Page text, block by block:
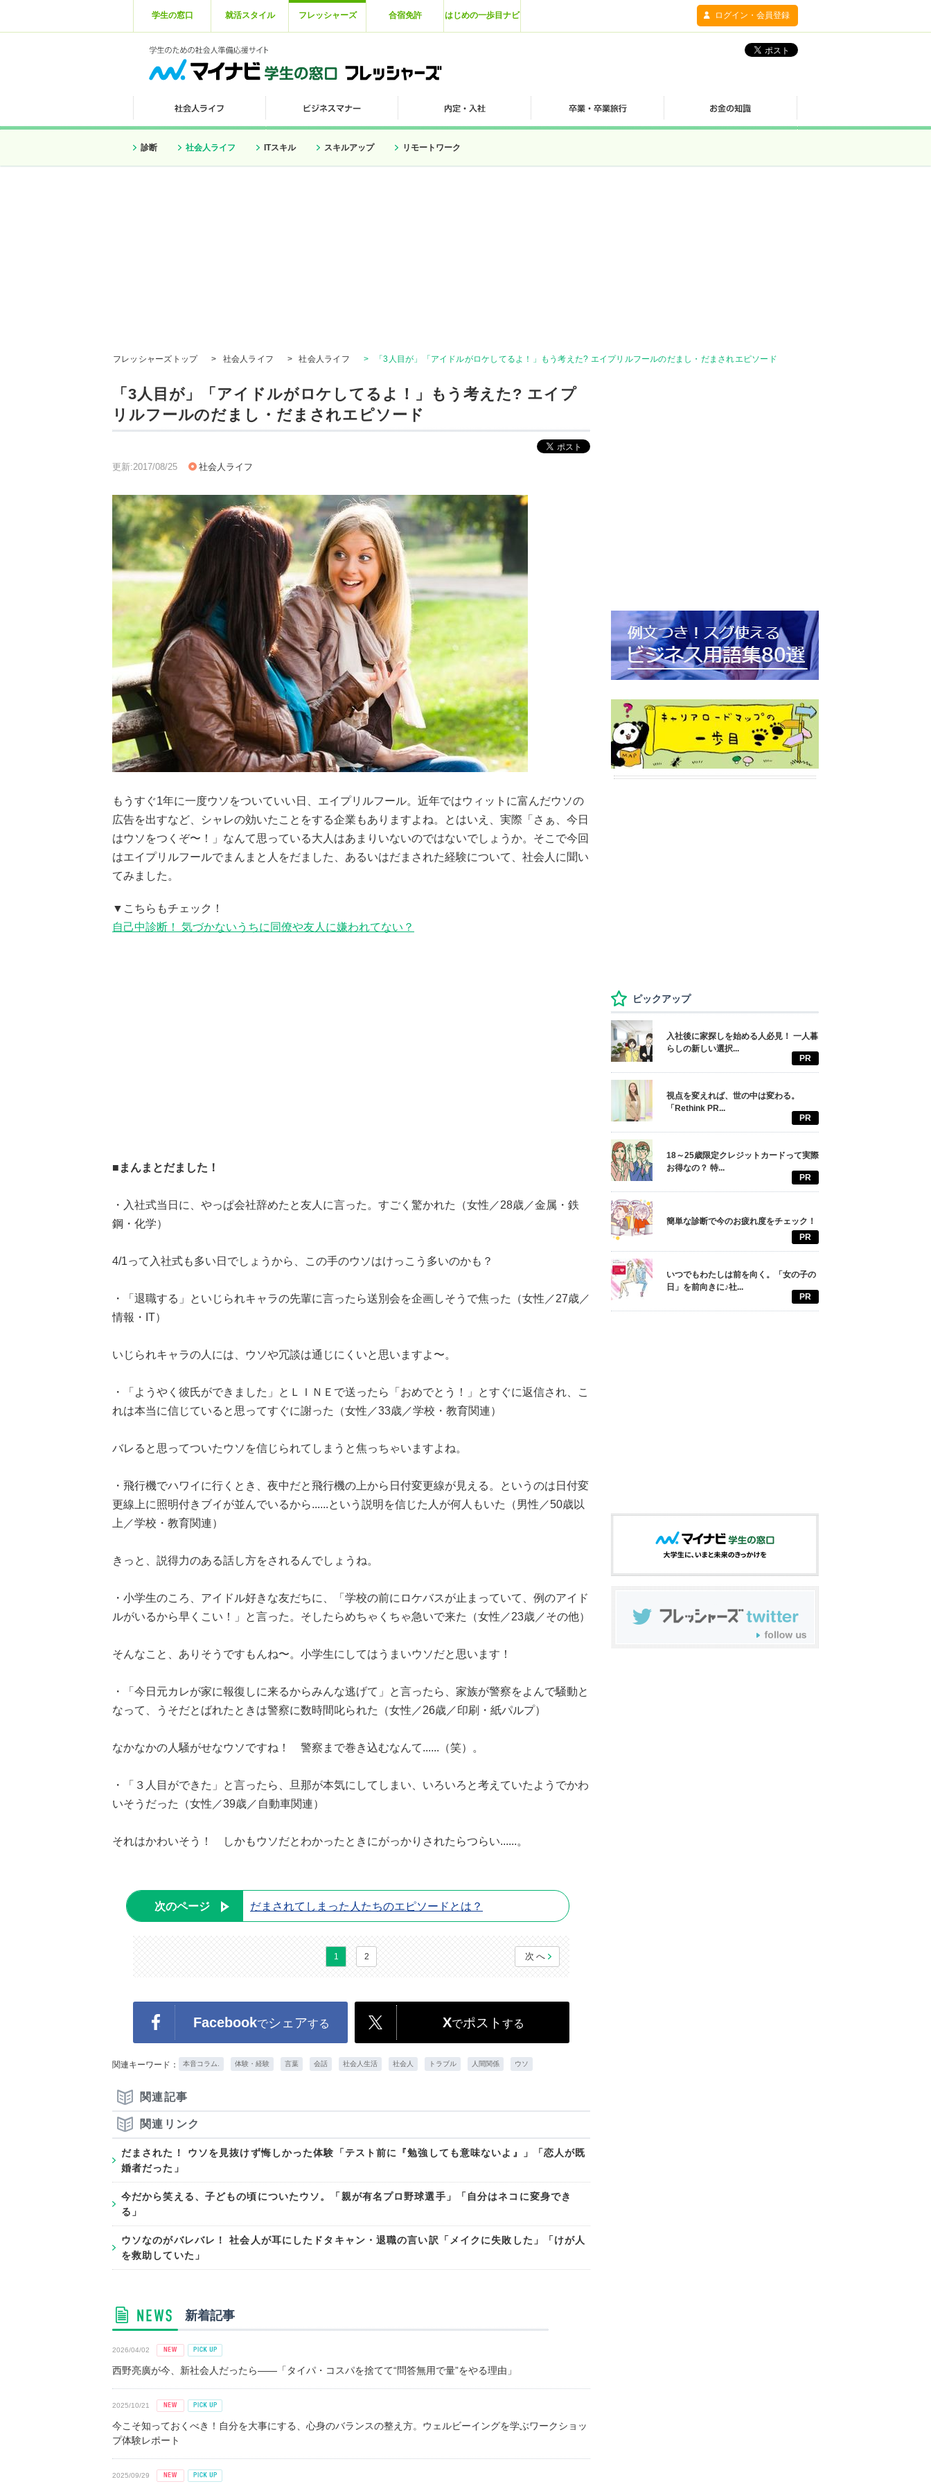
学生の窓口 就活スタイル フレッシャーズ 合宿免許 はじめの一歩目ナビ ログイン・会員登録
診断 社会人ライフ ITスキル スキルアップ リモートワーク
フレッシャーズトップ > 社会人ライフ > 社会人ライフ > 「3人目が」「アイドルがロケしてるよ！」もう考えた? エイプリルフールのだまし・だまされエピソード
「3人目が」「アイドルがロケしてるよ！」もう考えた? エイプ
リルフールのだまし・だまされエピソード
更新:2017/08/25 社会人ライフ
もうすぐ1年に一度ウソをついていい日、エイプリルフール。近年ではウィットに富んだウソの
広告を出すなど、シャレの効いたことをする企業もありますよね。とはいえ、実際「さぁ、今日
はウソをつくぞ〜！」なんて思っている大人はあまりいないのではないでしょうか。そこで今回
はエイプリルフールでまんまと人をだました、あるいはだまされた経験について、社会人に聞い
てみました。
▼こちらもチェック！
自己中診断！ 気づかないうちに同僚や友人に嫌われてない？
■まんまとだました！
・入社式当日に、やっぱ会社辞めたと友人に言った。すごく驚かれた（女性／28歳／金属・鉄
鋼・化学）
4/1って入社式も多い日でしょうから、この手のウソはけっこう多いのかも？
・「退職する」といじられキャラの先輩に言ったら送別会を企画しそうで焦った（女性／27歳／
情報・IT）
いじられキャラの人には、ウソや冗談は通じにくいと思いますよ〜。
・「ようやく彼氏ができました」とＬＩＮＥで送ったら「おめでとう！」とすぐに返信され、こ
れは本当に信じていると思ってすぐに謝った（女性／33歳／学校・教育関連）
バレると思ってついたウソを信じられてしまうと焦っちゃいますよね。
・飛行機でハワイに行くとき、夜中だと飛行機の上から日付変更線が見える。というのは日付変
更線上に照明付きブイが並んでいるから......という説明を信じた人が何人もいた（男性／50歳以
上／学校・教育関連）
きっと、説得力のある話し方をされるんでしょうね。
・小学生のころ、アイドル好きな友だちに、「学校の前にロケバスが止まっていて、例のアイド
ルがいるから早くこい！」と言った。そしたらめちゃくちゃ急いで来た（女性／23歳／その他）
そんなこと、ありそうですもんね〜。小学生にしてはうまいウソだと思います！
・「今日元カレが家に報復しに来るからみんな逃げて」と言ったら、家族が警察をよんで騒動と
なって、うそだとばれたときは警察に数時間叱られた（女性／26歳／印刷・紙パルプ）
なかなかの人騒がせなウソですね！ 警察まで巻き込むなんて......（笑）。
・「３人目ができた」と言ったら、旦那が本気にしてしまい、いろいろと考えていたようでかわ
いそうだった（女性／39歳／自動車関連）
それはかわいそう！ しかもウソだとわかったときにがっかりされたらつらい......。
次のページ だまされてしまった人たちのエピソードとは？
1 2 次へ
Facebookでシェアする Xでポスト する
関連キーワード： 本音コラム. 体験・経験 言葉 会話 社会人生活 社会人 トラブル 人間関係 ウソ
関連記事
関連リンク
だまされた！ ウソを見抜けず悔しかった体験「テスト前に『勉強しても意味ないよ』」「恋人が既
婚者だった」
今だから笑える、子どもの頃についたウソ。「親が有名プロ野球選手」「自分はネコに変身でき
る」
ウソなのがバレバレ！ 社会人が耳にしたドタキャン・退職の言い訳「メイクに失敗した」「けが人
を救助していた」
新着記事
2026/04/02
西野亮廣が今、新社会人だったら――「タイパ・コスパを捨てて“問答無用で量”をやる理由」
2025/10/21
今こそ知っておくべき！自分を大事にする、心身のバランスの整え方。ウェルビーイングを学ぶワークショッ
プ体験レポート
2025/09/29
ピックアップ
入社後に家探しを始める人必見！ 一人暮
らしの新しい選択...
PR
視点を変えれば、世の中は変わる。
「Rethink PR...
PR
18～25歳限定クレジットカードって実際
お得なの？ 特...
PR
簡単な診断で今のお疲れ度をチェック！
PR
いつでもわたしは前を向く。「女の子の
日」を前向きに♪社...
PR